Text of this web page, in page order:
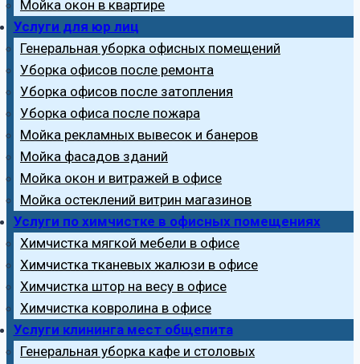
Мойка окон в квартире
Услуги для юр лиц
Генеральная уборка офисных помещений
Уборка офисов после ремонта
Уборка офисов после затопления
Уборка офиса после пожара
Мойка рекламных вывесок и банеров
Мойка фасадов зданий
Мойка окон и витражей в офисе
Мойка остеклений витрин магазинов
Услуги по химчистке в офисных помещениях
Химчистка мягкой мебели в офисе
Химчистка тканевых жалюзи в офисе
Химчистка штор на весу в офисе
Химчистка ковролина в офисе
Услуги клининга мест общепита
Генеральная уборка кафе и столовых